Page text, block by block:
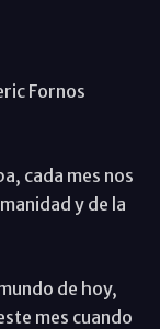
Fornos
cada mes nos
y de la
de hoy,
mes cuando